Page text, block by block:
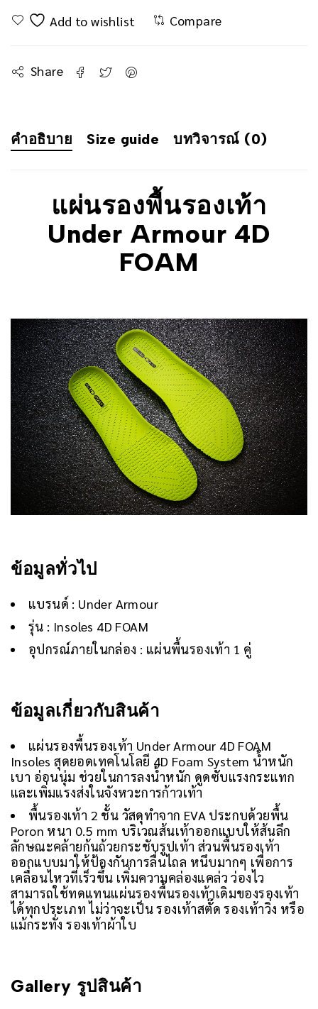
Compare
Share
คำอธิบาย Size guide บทวิจารณ์ (0)
แผ่นรองพื้นรองเท้า
Under Armour 4D
FOAM
ข้อมูลทั่วไป
แบรนด์ : Under Armour
รุ่น : Insoles 4D FOAM
อุปกรณ์ภายในกล่อง : แผ่นพื้นรองเท้า 1 คู่
ข้อมูลเกี่ยวกับสินค้า
แผ่นรองพื้นรองเท้า Under Armour 4D FOAM
Insoles สุดยอดเทคโนโลยี 4D Foam System น้ำหนัก
เบา อ่อนนุ่ม ช่วยในการลงน้ำหนัก ดูดซับแรงกระแทก
และเพิ่มแรงส่งในจังหวะการก้าวเท้า
พื้นรองเท้า 2 ชั้น วัสดุทำจาก EVA ประกบด้วยพื้น
Poron หนา 0.5 mm บริเวณส้นเท้าออกแบบให้ส้นลึก
ลักษณะคล้ายก้นถ้วยกระชับรูปเท้า ส่วนพื้นรองเท้า
ออกแบบมาให้ป้องกันการลื่นไถล หนึบมากๆ เพื่อการ
เคลื่อนไหวที่เร็วขึ้น เพิ่มความคล่องแคล่ว ว่องไว
สามารถใช้ทดแทนแผ่นรองพื้นรองเท้าเดิมของรองเท้า
ได้ทุกประเภท ไม่ว่าจะเป็น รองเท้าสตั๊ด รองเท้าวิ่ง หรือ
แม้กระทั่ง รองเท้าผ้าใบ
Gallery รูปสินค้า